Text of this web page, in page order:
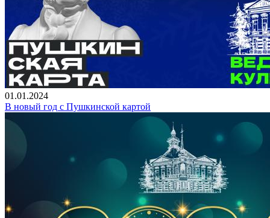
01.01.2024
В новый год с Пушкинской картой